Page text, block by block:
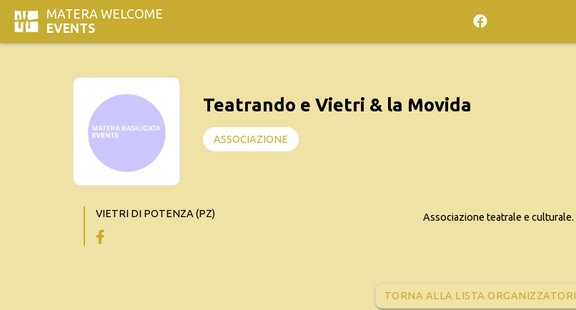
MATERA WELCOME
EVENTS
Teatrando e Vietri & la Movida
ASSOCIAZIONE
VIETRI DI POTENZA (PZ) Associazione teatrale e culturale.
TORNA ALLA LISTA ORGANIZZATORI